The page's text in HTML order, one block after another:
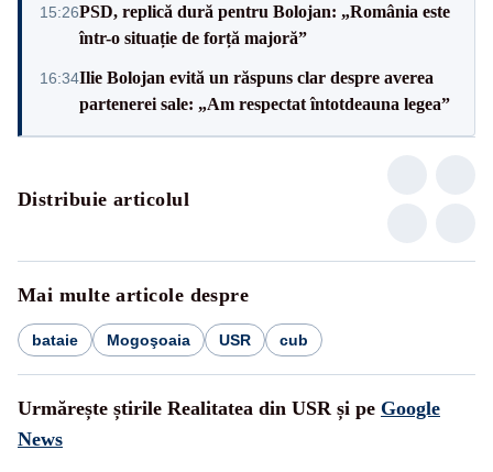
15:26PSD, replică dură pentru Bolojan: „România este
într-o situație de forță majoră”
16:34Ilie Bolojan evită un răspuns clar despre averea
partenerei sale: „Am respectat întotdeauna legea”
Distribuie articolul
Mai multe articole despre
bataie Mogoşoaia USR cub
Urmărește știrile Realitatea din USR și pe Google
News